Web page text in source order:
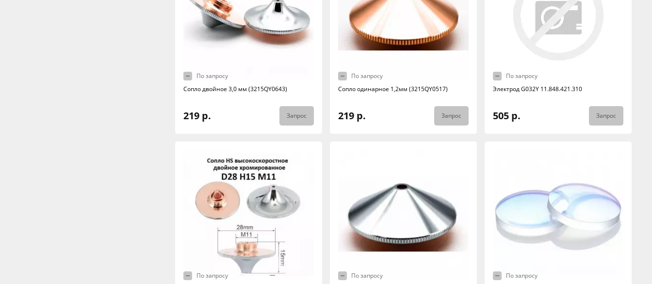
По запросу
Сопло двойное 3,0 мм (3215QY0643)
219 р. Запрос
По запросу
Сопло одинарное 1,2мм (3215QY0517)
219 р. Запрос
По запросу
Электрод G032Y 11.848.421.310
505 р. Запрос
По запросу
По запросу
По запросу